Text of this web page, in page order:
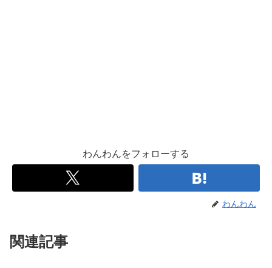
わんわんをフォローする
わんわん
関連記事